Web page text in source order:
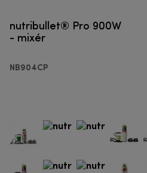
nutribullet® Pro 900W
- mixér
NB904CP